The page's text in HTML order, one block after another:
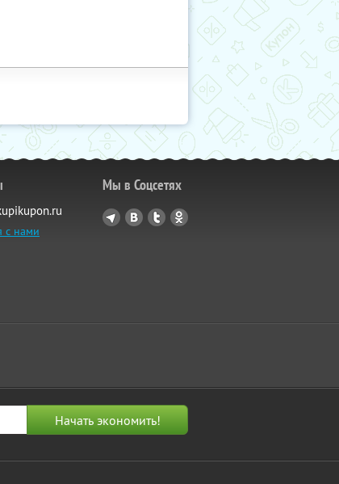
с нами
Мы в Соцсетях